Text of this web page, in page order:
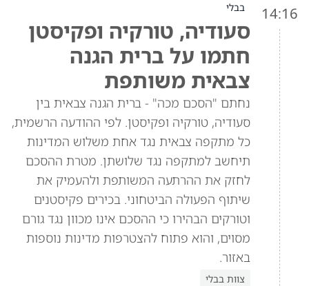
14:16 בבלי
סעודיה, טורקיה ופקיסטן
חתמו על ברית הגנה
צבאית משותפת
נחתם "הסכם מכה" - ברית הגנה צבאית בין
סעודיה, טורקיה ופקיסטן. לפי ההודעה הרשמית,
כל מתקפה צבאית נגד אחת משלוש המדינות
תיחשב למתקפה נגד שלושתן. מטרת ההסכם
לחזק את ההרתעה המשותפת ולהעמיק את
שיתוף הפעולה הביטחוני. בכירים פקיסטנים
וטורקים הבהירו כי ההסכם אינו מכוון נגד גורם
מסוים, והוא פתוח להצטרפות מדינות נוספות
באזור.
צוות בבלי